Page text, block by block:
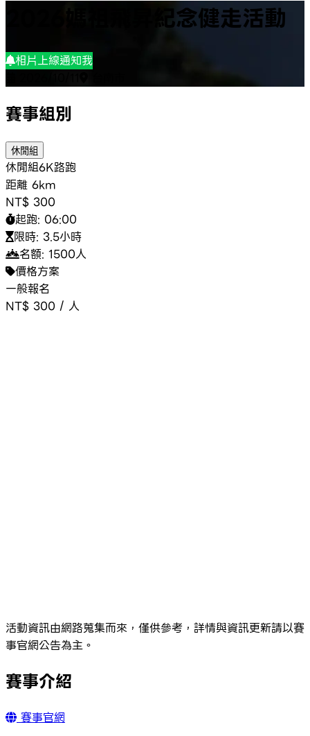
2026媽祖飛昇紀念健走活動
相片上線通知我
賽事組別
休閒組
休閒組6K路跑
距離 6km
NT$ 300
起跑: 06:00
限時: 3.5小時
名額: 1500人
價格方案
一般報名
NT$ 300 / 人
活動資訊由網路蒐集而來，僅供參考，詳情與資訊更新請以賽
事官網公告為主。
賽事介紹
賽事官網